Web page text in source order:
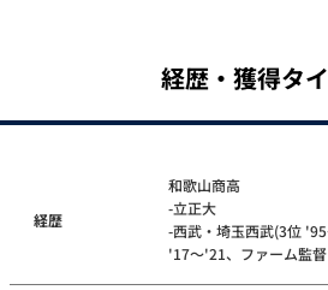
経歴・獲得タ
経歴
和歌山商高
-立正大
-西武・埼玉西武(3位
'17～'21、ファーム監